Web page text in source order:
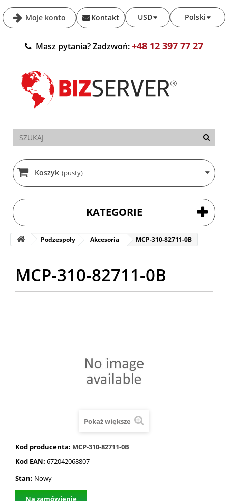
Moje konto Polski
USD
Kontakt
Masz pytania? Zadzwoń:+48 12 397 77 27
Koszyk (pusty)
KATEGORIE
Podzespoły Akcesoria MCP-310-82711-0B
MCP-310-82711-0B
Pokaż większe
Kod producenta: MCP-310-82711-0B
Kod EAN: 672042068807
Stan: Nowy
Na zamówienie